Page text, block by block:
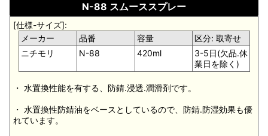
N-88 スムーススプレー
[仕様-サイズ]:
メーカー
品番 容量
区分: 取寄せ
ニチモリ
N-88 420ml
3-5日(欠品.休
業日を除く)
・ 水置換性能を有する、防錆.浸透.潤滑剤です。
・ 水置換性防錆油をベースとしているので、防錆.防湿効果も優
れています。